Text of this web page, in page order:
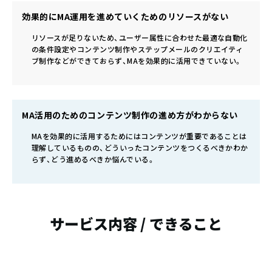
効果的にMA運用を進めていくためのリソースがない
リソースが足りないため、ユーザー属性に合わせた最適な自動化
の条件設定やコンテンツ制作やステップメールのクリエイティ
ブ制作などができておらず、MAを効果的に活用できていない。
MA活用のためのコンテンツ制作の進め方がわからない
MAを効果的に活用するためにはコンテンツが重要であることは
理解しているものの、どういったコンテンツをつくるべきかわか
らず、どう進めるべきか悩んでいる。
サービス内容 / できること